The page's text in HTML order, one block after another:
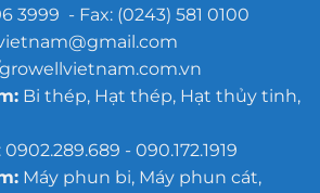
- Fax: (0243) 581 0100
Bi thép, Hạt thép, Hạt thủy tinh,
0902.289.689 - 090.172.1919
Máy phun bi, Máy phun cát,